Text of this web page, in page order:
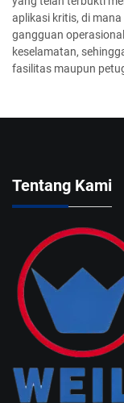
aplikasi kritis, di
gangguan
keselamatan,
fasilitas maupun
Tentang Kami